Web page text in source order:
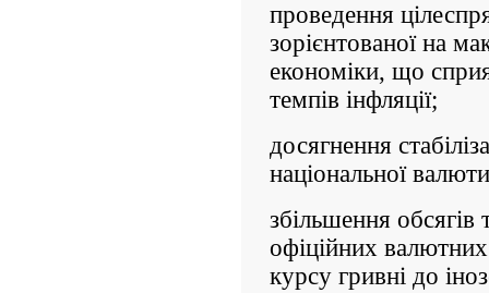
проведення
зорієнтованої на
економіки, що
темпів інфляції;
досягнення
національної
збільшення
офіційних
курсу гривні до